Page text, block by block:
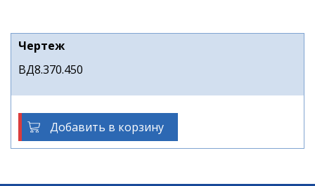
Чертеж
ВД8.370.450
Добавить в корзину